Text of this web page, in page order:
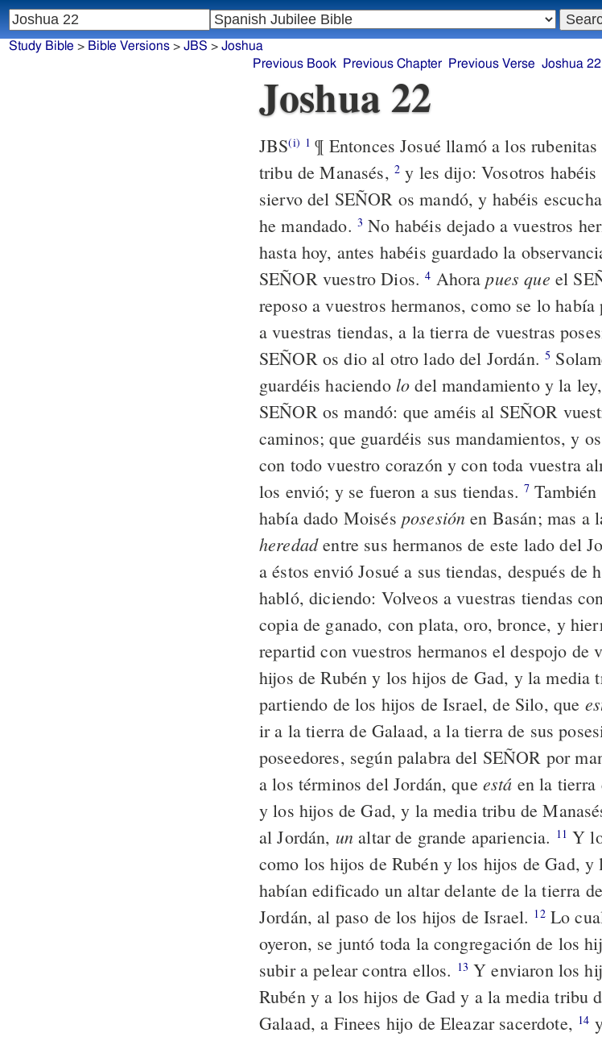
Study Bible > Bible Versions> JBS > Joshua
Previous Book
Previous Chapter Previous Verse Joshua 22
Joshua 22
JBS(i) 1 ¶ Entonces Josué llamó a los
tribu de Manasés, 2 y les dijo: Vosotros
siervo del SEÑOR os mandó, y habéis
he mandado. 3 No habéis dejado a vuestros
hasta hoy, antes habéis guardado la
SEÑOR vuestro Dios.4 Ahorapues que el
reposo a vuestros hermanos, como se lo
a vuestras tiendas, a la tierra de vuestras
SEÑOR os dio al otro lado del Jordán.5
guardéis haciendo lo del mandamiento y la
SEÑOR os mandó: que améis al SEÑOR
caminos; que guardéis sus mandamientos, y
con todo vuestro corazón y con toda vuestra
los envió; y se fueron a sus tiendas.7
había dado Moisés posesión en Basán; mas a
heredadentre sus hermanos de este lado del
a éstos envió Josué a sus tiendas, después de
habló, diciendo: Volveos a vuestras tiendas
copia de ganado, con plata, oro, bronce, y
repartid con vuestros hermanos el despojo de
hijos de Rubén y los hijos de Gad, y la media
partiendo de los hijos de Israel, de Silo, que
ir a la tierra de Galaad, a la tierra de sus
poseedores, según palabra del SEÑOR por
a los términos del Jordán, que está en la tierra
y los hijos de Gad, y la media tribu de
al Jordán, un altar de grande apariencia. 11 Y
como los hijos de Rubén y los hijos de Gad, y
habían edificado un altar delante de la tierra
Jordán, al paso de los hijos de Israel. 12Lo
oyeron, se juntó toda la congregación de los
subir a pelear contra ellos. 13 Y enviaron los
Rubén y a los hijos de Gad y a la media tribu
Galaad, a Finees hijo de Eleazar sacerdote, 14